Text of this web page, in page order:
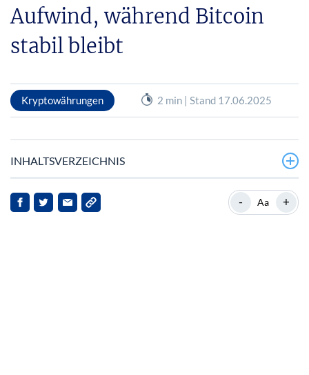
Aufwind, während Bitcoin
stabil bleibt
Kryptowährungen 2 min | Stand 17.06.2025
INHALTSVERZEICHNIS
Die Stabilität von Bitcoin befeuert den Altcoin-
Optimismus
- Aa +